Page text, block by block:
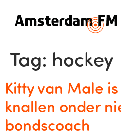
Tag: hockey
Kitty van Male
knallen onder
bondscoach